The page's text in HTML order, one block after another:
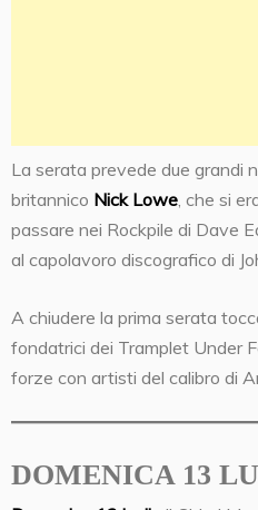
La serata prevede due grandi
britannico Nick Lowe, che si
passare nei Rockpile di Dave
al capolavoro discografico di
A chiudere la prima serata
fondatrici dei Tramplet Under
forze con artisti del calibro di
DOMENICA 13